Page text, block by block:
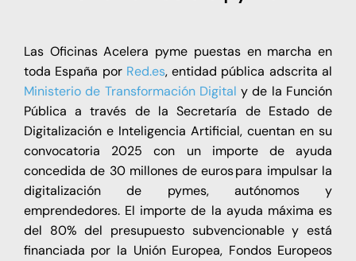
Las Oficinas Acelera pyme puestas en marcha en
toda España por Red.es, entidad pública adscrita al
Ministerio de Transformación Digital y de la Función
Pública a través de la Secretaría de Estado de
Digitalización e Inteligencia Artificial, cuentan en su
convocatoria 2025 con un importe de ayuda
concedida de 30 millones de euros para impulsar la
digitalización de pymes, autónomos y
emprendedores. El importe de la ayuda máxima es
del 80% del presupuesto subvencionable y está
financiada por la Unión Europea, Fondos Europeos